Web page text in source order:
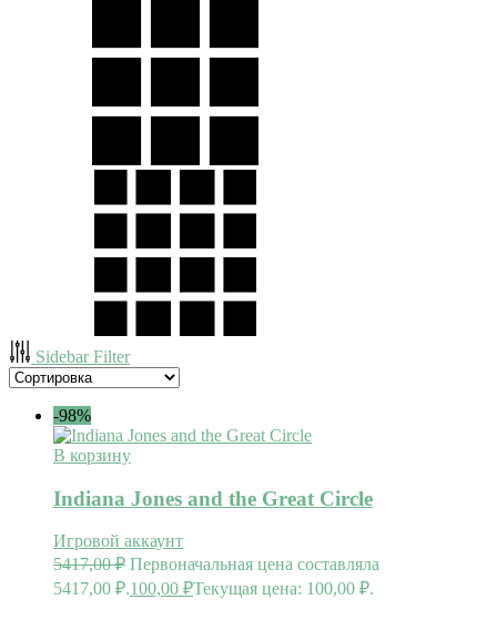
Sidebar Filter
-98%
В корзину
Indiana Jones and the Great Circle
Игровой аккаунт
5417,00₽ Первоначальная цена составляла
5417,00 ₽.100,00 ₽Текущая цена: 100,00 ₽.